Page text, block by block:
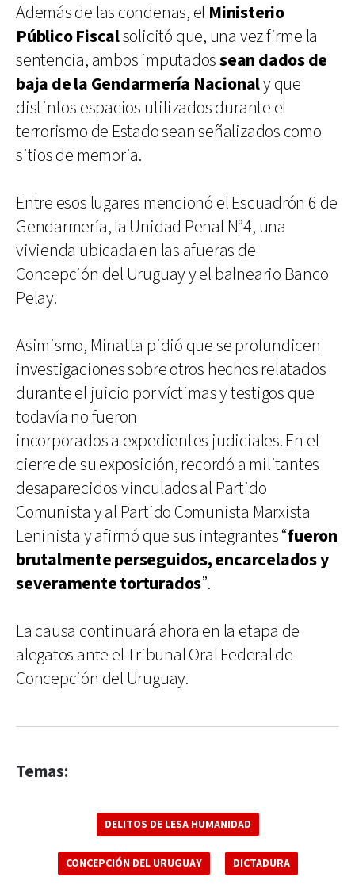
Además de las condenas, el Ministerio
Público Fiscalsolicitó que, una vez firme la
sentencia, ambos imputadossean dados de
baja de la Gendarmería Nacionaly que
distintos espacios utilizados durante el
terrorismo de Estado sean señalizados como
sitios de memoria.
Entre esos lugares mencionó el Escuadrón 6 de
Gendarmería, la Unidad Penal N°4, una
vivienda ubicada en las afueras de
Concepción del Uruguay y el balneario Banco
Pelay.
Asimismo, Minatta pidió que se profundicen
investigaciones sobre otros hechos relatados
durante el juicio por víctimas y testigos que
todavía no fueron
incorporados a expedientes judiciales. En el
cierre de su exposición, recordó a militantes
desaparecidos vinculados al Partido
Comunista y al Partido Comunista Marxista
Leninista y afirmó que sus integrantes “fueron
brutalmente perseguidos, encarcelados y
severamente torturados”.
La causa continuará ahora en la etapa de
alegatos ante el Tribunal Oral Federal de
Concepción del Uruguay.
Temas:
DELITOS DE LESA HUMANIDAD
CONCEPCIÓN DEL URUGUAY DICTADURA